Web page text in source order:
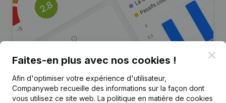
Vous recherchez plus
d’informations sur cette entreprise
Faites-en plus avec nos cookies !
Afin d'optimiser votre expérience d'utilisateur,
Companyweb recueille des informations sur la façon dont
vous utilisez ce site web. La politique en matière de cookies